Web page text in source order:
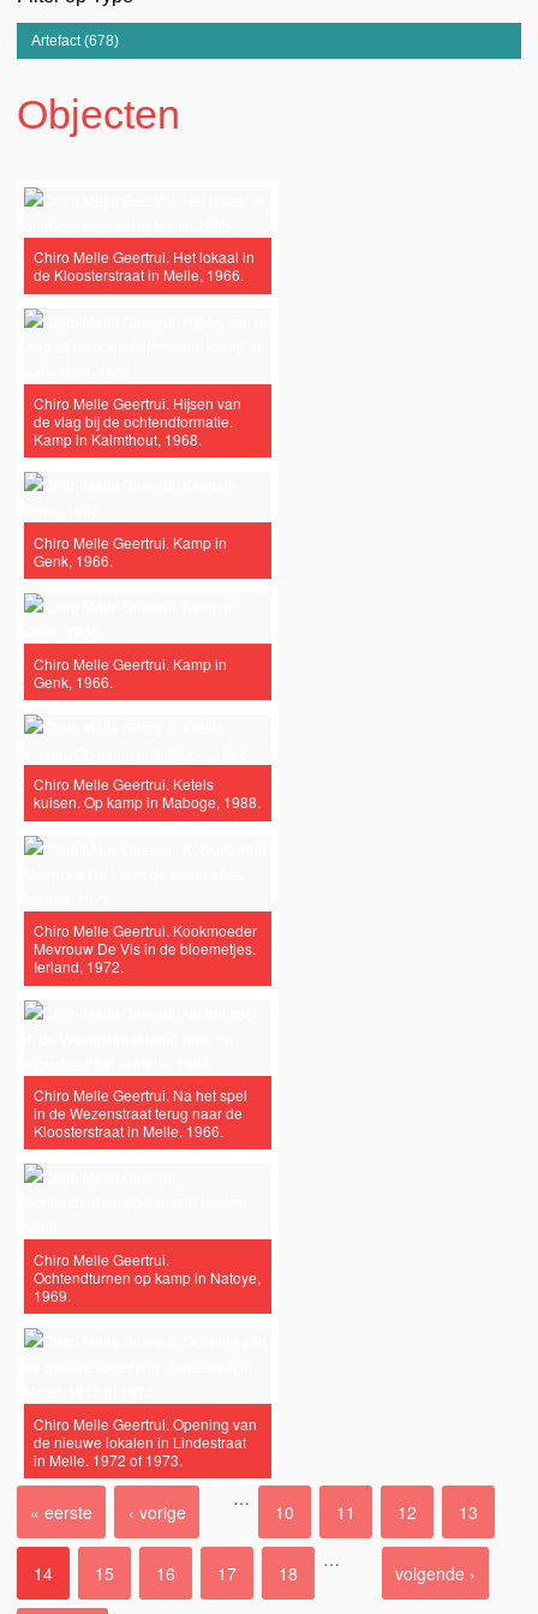
Artefact (678)
Objecten
Chiro Melle Geertrui. Het lokaal in
de Kloosterstraat in Melle, 1966.
Chiro Melle Geertrui. Hijsen van
de vlag bij de ochtendformatie.
Kamp in Kalmthout, 1968.
Chiro Melle Geertrui. Kamp in
Genk, 1966.
Chiro Melle Geertrui. Kamp in
Genk, 1966.
Chiro Melle Geertrui. Ketels
kuisen. Op kamp in Maboge, 1988.
Chiro Melle Geertrui. Kookmoeder
Mevrouw De Vis in de bloemetjes.
Ierland, 1972.
Chiro Melle Geertrui. Na het spel
in de Wezenstraat terug naar de
Kloosterstraat in Melle. 1966.
Chiro Melle Geertrui.
Ochtendturnen op kamp in Natoye,
1969.
Chiro Melle Geertrui. Opening van
de nieuwe lokalen in Lindestraat
in Melle. 1972 of 1973.
Pagina's
« eerste ‹ vorige
…
10 11 12 13
14 15 16 17 18
…
volgende ›